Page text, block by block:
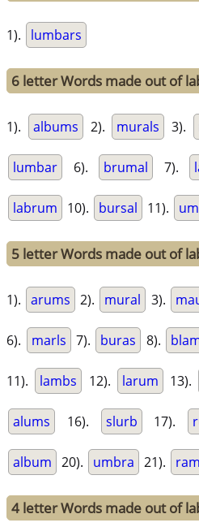
1). lumbars
6 letter Words made out of
1). albums 2). murals 3).
lumbar 6). brumal 7).
labrum 10). bursal 11).
5 letter Words made out of
1). arums 2). mural 3).
6). marls 7). buras 8).
11). lambs 12). larum 13).
alums 16). slurb 17).
album 20). umbra 21).
4 letter Words made out of